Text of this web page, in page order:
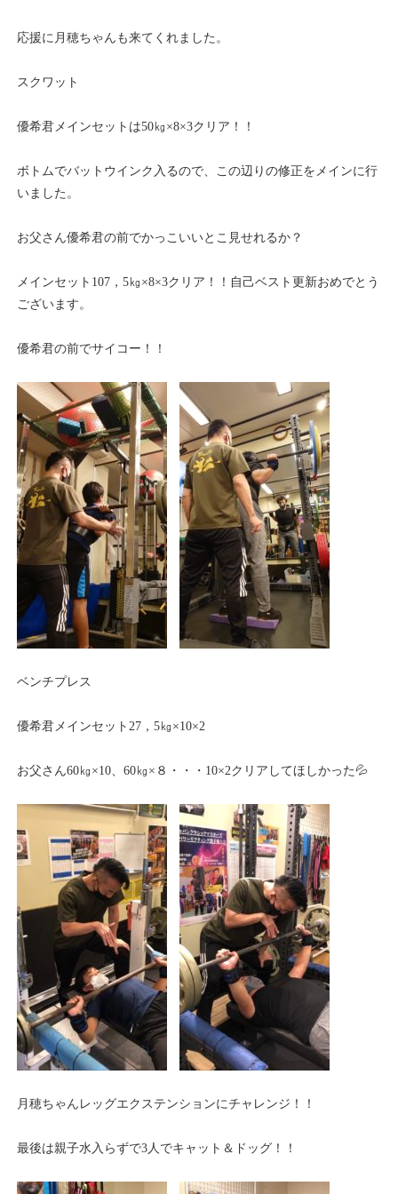
応援に月穂ちゃんも来てくれました。
スクワット
優希君メインセットは50㎏×8×3クリア！！
ボトムでバットウインク入るので、この辺りの修正をメインに行
いました。
お父さん優希君の前でかっこいいとこ見せれるか？
メインセット107，5㎏×8×3クリア！！自己ベスト更新おめでとう
ございます。
優希君の前でサイコー！！
ベンチプレス
優希君メインセット27，5㎏×10×2
お父さん60㎏×10、60㎏×８・・・10×2クリアしてほしかった💦
月穂ちゃんレッグエクステンションにチャレンジ！！
最後は親子水入らずで3人でキャット＆ドッグ！！